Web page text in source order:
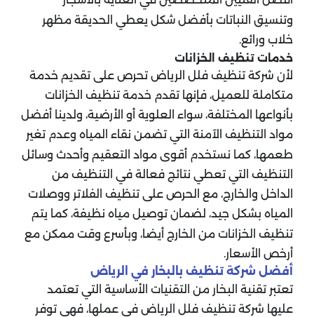
وتنسيق النباتات بأفضل شكل يعطي الحديقة مظهر
خلاب ورائع.
خدمات تنظيف الخزانات
لأن شركة تنظيف فلل الرياض تحرص على تقديم خدمة
متكاملة للعميل، فإنها تقدم خدمة تنظيف الخزانات
بأنواعها المختلفة، سواء العلوية أو الأرضية، ولدينا أفضل
مواد التنظيف الآمنة التي تضمن نقاء المياه وعدم تغير
طعمها، كما نستخدم أقوى مواد التعقيم وأحدث وسائل
التنظيف التي تعطي نتائج فعالة في التنظيف من
الداخل والخارج، مع الحرص على تنظيف الفلاتر ووصلات
المياه بشكل جيد، لضمان توصيل مياه نظيفة، كما يتم
تنظيف الخزانات من الخارج أيضا، وبأسرع وقت ممكن مع
أرخص الأسعار.
أفضل شركة تنظيف بالبخار في الرياض
تعتبر تقنية البخار من التقنيات الأساسية التي تعتمد
عليها شركة تنظيف فلل الرياض في عملها، فهي توفر